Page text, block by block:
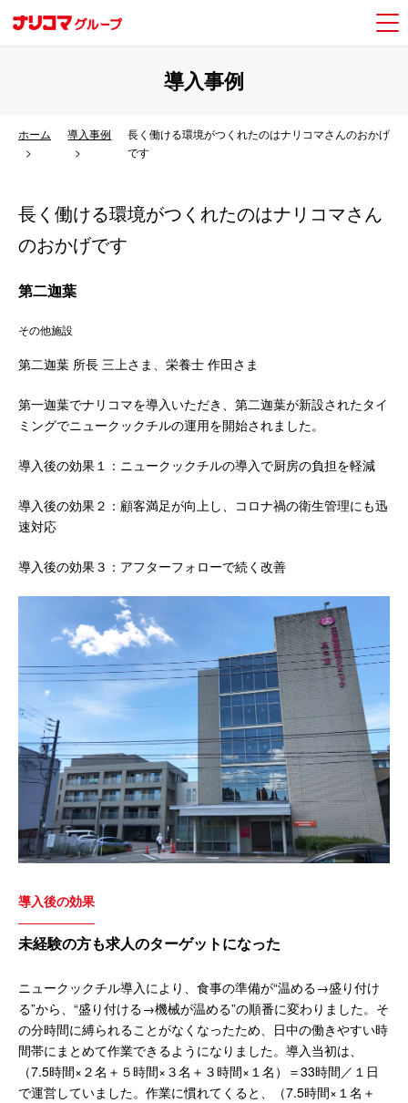
導入事例
ホーム 導入事例
長く働ける環境がつくれたのはナリコマさんのおかげ
です
長く働ける環境がつくれたのはナリコマさん
のおかげです
第二迦葉
その他施設
第二迦葉 所長 三上さま、栄養士 作田さま
第一迦葉でナリコマを導入いただき、第二迦葉が新設されたタイ
ミングでニュークックチルの運用を開始されました。
導入後の効果１：ニュークックチルの導入で厨房の負担を軽減
導入後の効果２：顧客満足が向上し、コロナ禍の衛生管理にも迅
速対応
導入後の効果３：アフターフォローで続く改善
導入後の効果
未経験の方も求人のターゲットになった
ニュークックチル導入により、食事の準備が“温める→盛り付け
る”から、“盛り付ける→機械が温める”の順番に変わりました。そ
の分時間に縛られることがなくなったため、日中の働きやすい時
間帯にまとめて作業できるようになりました。導入当初は、
（7.5時間×２名＋５時間×３名＋３時間×１名）＝33時間／１日
で運営していました。作業に慣れてくると、（7.5時間×１名＋